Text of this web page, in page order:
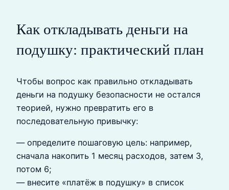
Как откладывать деньги на
подушку: практический план
Чтобы вопрос как правильно откладывать
деньги на подушку безопасности не остался
теорией, нужно превратить его в
последовательную привычку:
— определите пошаговую цель: например,
сначала накопить 1 месяц расходов, затем 3,
потом 6;
— внесите «платёж в подушку» в список